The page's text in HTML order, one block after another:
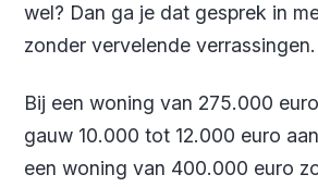
wel? Dan ga je dat gesprek in
zonder vervelende verrassingen.
Bij een woning van 275.000
gauw 10.000 tot 12.000 euro
een woning van 400.000 euro